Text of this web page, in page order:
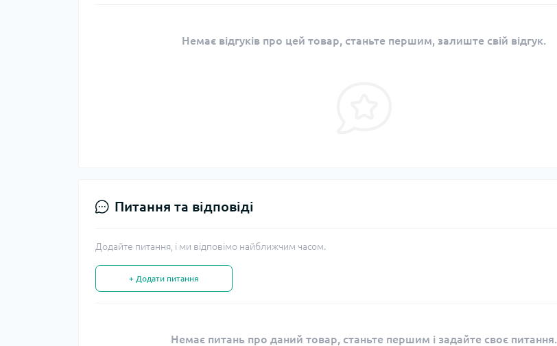
Немає відгуків про цей товар, станьте першим, залиште свій відгук.
Питання та відповіді
Додайте питання, і ми відповімо найближчим часом.
+ Додати питання
Немає питань про даний товар, станьте першим і задайте своє питання.